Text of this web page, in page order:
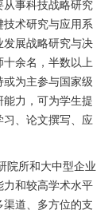
事科技战略研究
术研究与应用系
展战略研究与决
余名，半数以上
为主参与国家级
力，可为学生提
、论文撰写、应
院所和大中型企业
和较高学术水平
道、多方位的支